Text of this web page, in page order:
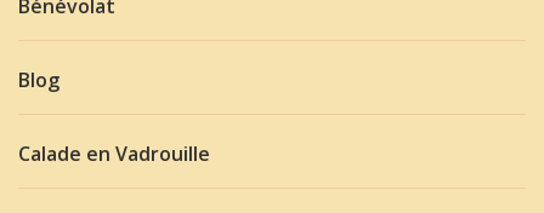
Bénévolat
Blog
Calade en Vadrouille